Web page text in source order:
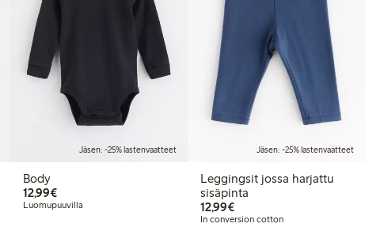
Jäsen: -25% lastenvaatteet
Body
12,99€12,99 €
Luomupuuvilla
Jäsen: -25% lastenvaatteet
Leggingsit jossa harjattu
sisäpinta
12,99€12,99 €
In conversion cotton